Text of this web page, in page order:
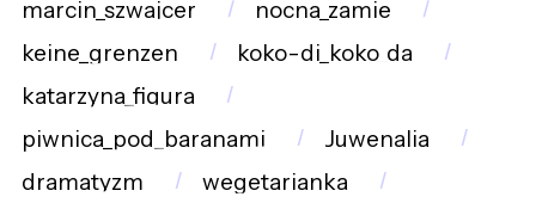
marcin_szwajcer
nocna_zamie
keine_grenzen
koko-di_koko_da
katarzyna_figura
piwnica_pod_baranami
Juwenalia
dramatyzm
wegetarianka